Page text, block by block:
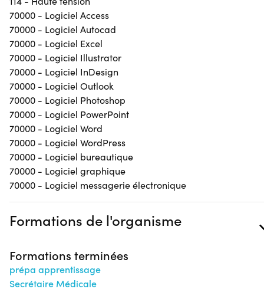
70000 - Logiciel Access
70000 - Logiciel Autocad
70000 - Logiciel Excel
70000 - Logiciel Illustrator
70000 - Logiciel InDesign
70000 - Logiciel Outlook
70000 - Logiciel Photoshop
70000 - Logiciel PowerPoint
70000 - Logiciel Word
70000 - Logiciel WordPress
70000 - Logiciel bureautique
70000 - Logiciel graphique
70000 - Logiciel messagerie électronique
Formations de l'organisme
Formations terminées
prépa apprentissage
Secrétaire Médicale